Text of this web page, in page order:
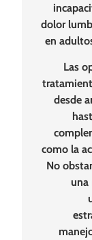
dolor
en
Las
desde
como la
No
una